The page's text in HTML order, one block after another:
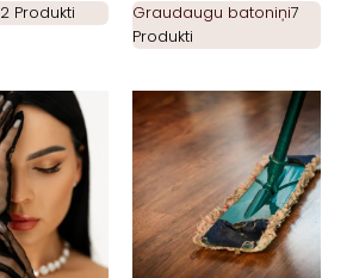
2 Produkti Graudaugu batoniņi7
Produkti